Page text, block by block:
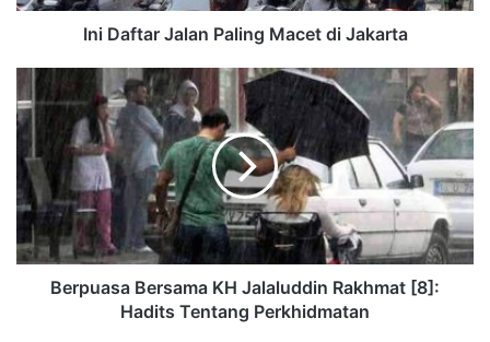
Ini Daftar Jalan Paling Macet di Jakarta
Berpuasa Bersama KH Jalaluddin Rakhmat [8]:
Hadits Tentang Perkhidmatan